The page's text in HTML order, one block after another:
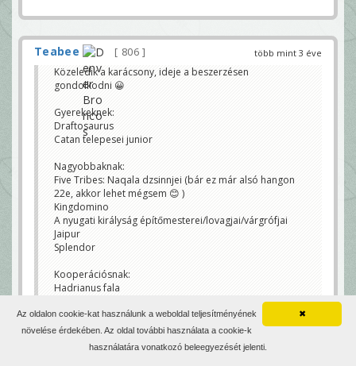
több mint 3 éve
Teabee
806
Közeledik a karácsony, ideje a beszerzésen
gondolkodni 😀
Gyerekeknek:
Draftosaurus
Catan telepesei junior
Nagyobbaknak:
Five Tribes: Naqala dzsinnjei (bár ez már alsó hangon
22e, akkor lehet mégsem 😊 )
Kingdomino
A nyugati királyság építőmesterei/lovagjai/várgrófjai
Jaipur
Splendor
Kooperációsnak:
Hadrianus fala
Szerintetek?
warr_b
Lányom 11, anyám 76, én 51. A Holtak telét
✖
Az oldalon cookie-kat használunk a weboldal teljesítményének
növelése érdekében. Az oldal további használata a cookie-k
használatára vonatkozó beleegyezését jelenti.